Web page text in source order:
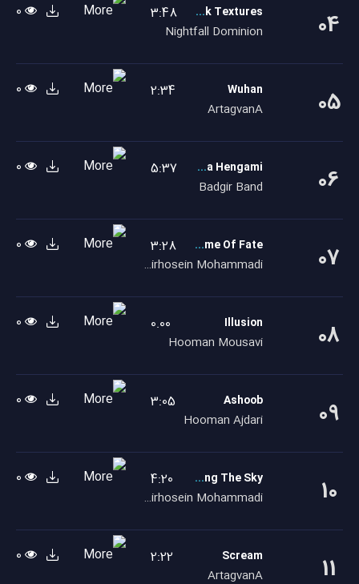
04
Dark Textures
Nightfall Dominion
3:48
05
Wuhan
ArtagvanA
2:34
06
Shaba Hengami
Badgir Band
5:37
07
The Game Of Fate
Amirhosein Mohammadi
3:28
08
Illusion
Hooman Mousavi
0.00
09
Ashoob
Hooman Ajdari
3:05
10
Among The Sky
Amirhosein Mohammadi
4:20
11
Scream
ArtagvanA
2:22